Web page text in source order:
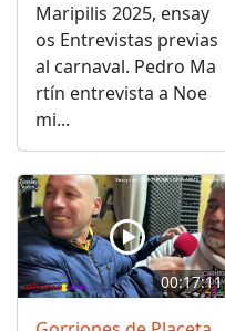
Maripilis 2025, ensay
os Entrevistas previas
al carnaval. Pedro Ma
rtín entrevista a Noe
mi...
00:17:11